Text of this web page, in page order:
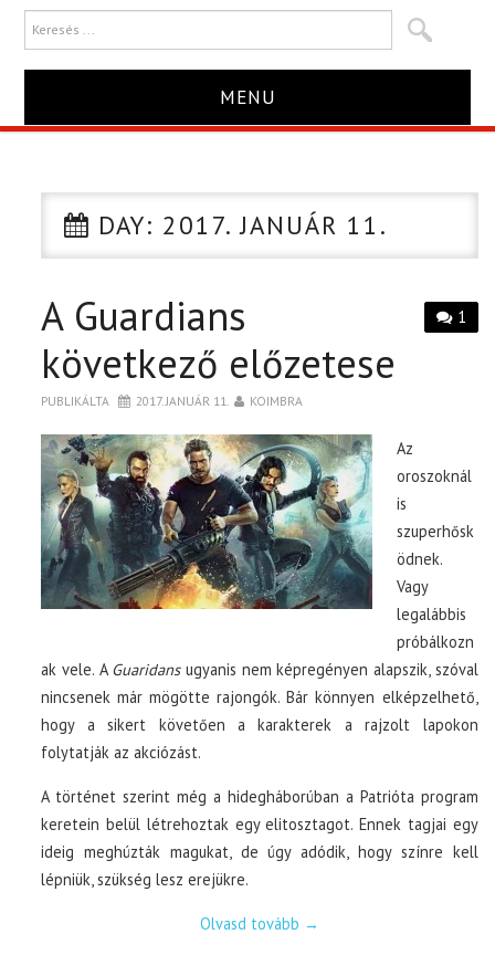
MENU
TRAILER
TOP10
KULISSZA
CIKK
PÓLÓ RENDELÉS
DAY: 2017. JANUÁR 11.
1
A Guardians
következő előzetese
PUBLIKÁLTA 2017. JANUÁR 11. KOIMBRA
Az
oroszoknál
is
szuperhősk
ödnek.
Vagy
legalábbis
próbálkozn
ak vele. AGuaridansugyanis nem képregényen alapszik, szóval
nincsenek már mögötte rajongók. Bár könnyen elképzelhető,
hogy a sikert követően a karakterek a rajzolt lapokon
folytatják az akciózást.
A történet szerint még a hidegháborúban a Patrióta program
keretein belül létrehoztak egy elitosztagot. Ennek tagjai egy
ideig meghúzták magukat, de úgy adódik, hogy színre kell
lépniük, szükség lesz erejükre.
Olvasd tovább →